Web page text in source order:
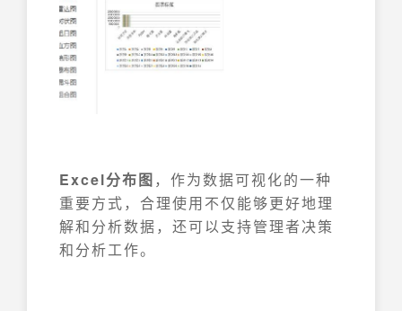
Excel分布图 ，作为数据可视化的一种
重要方式，合理使用不仅能够更好地理
解和分析数据，还可以支持管理者决策
和分析工作。